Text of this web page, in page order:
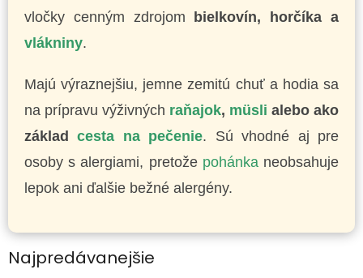
vločky cenným zdrojom bielkovín, horčíka a
vlákniny.
Majú výraznejšiu, jemne zemitú chuť a hodia sa
na prípravu výživných raňajok, müsli alebo ako
základcesta na pečenie. Sú vhodné aj pre
osoby s alergiami, pretože pohánka neobsahuje
lepok ani ďalšie bežné alergény.
Najpredávanejšie